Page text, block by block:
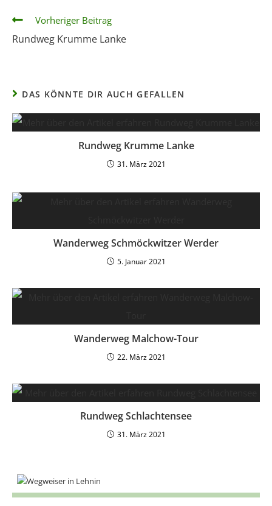
Vorheriger Beitrag
Rundweg Krumme Lanke
DAS KÖNNTE DIR AUCH GEFALLEN
Rundweg Krumme Lanke
31. März 2021
Wanderweg Schmöckwitzer Werder
5. Januar 2021
Wanderweg Malchow-Tour
22. März 2021
Rundweg Schlachtensee
31. März 2021